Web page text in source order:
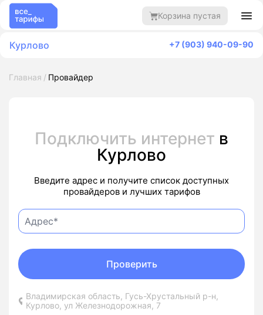
Корзина пустая
Курлово +7 (903) 940-09-90
Главная Провайдер
Подключить интернет в
Курлово
Введите адрес и получите список доступных
провайдеров и лучших тарифов
Владимирская область, Гусь-Хрустальный р-н,
Курлово, ул Железнодорожная, 7
Проверить